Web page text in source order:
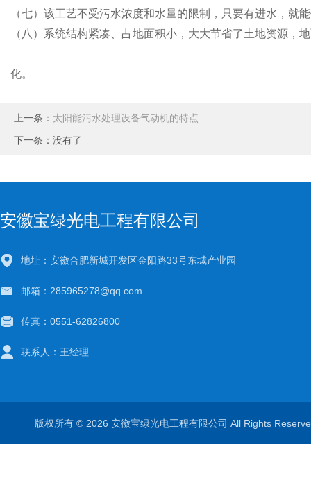
（七）该工艺不受污水浓度和水量的限制，只要有进水，就
（八）系统结构紧凑、占地面积小，大大节省了土地资源，
化。
上一条： 太阳能污水处理设备气动机的特点
下一条：没有了
安徽宝绿光电工程有限公司
地址：安徽合肥新城开发区金阳路33号东城产业园
邮箱：285965278@qq.com
传真：0551-62826800
联系人：王经理
版权所有 © 2026 安徽宝绿光电工程有限公司 All Rights